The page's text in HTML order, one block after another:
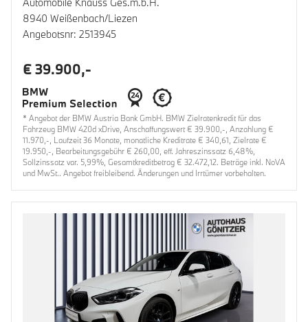
Automobile Knauss Ges.m.b.H.
8940 Weißenbach/Liezen
Angebotsnr: 2513945
€ 39.900,-
* Angebot der BMW Austria Bank GmbH. BMW Zielratenkredit für das
Fahrzeug BMW 420d xDrive, Anschaffungswert € 39.900,-, Anzahlung €
11.970,-, Laufzeit 36 Monate, monatliche Kreditrate € 340,61, Zielrate €
19.950,-, Bearbeitungsgebühr € 260,00, eff. Jahreszinssatz 6,48%,
Sollzinssatz var. 5,99%, Gesamtkreditbetrag € 32.472,12. Beträge inkl. NoVA
und MwSt.. Angebot freibleibend. Änderungen und Irrtümer vorbehalten.